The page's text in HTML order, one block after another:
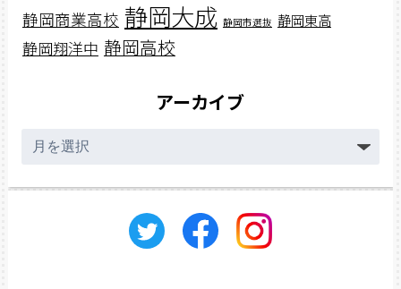
静岡商業高校 静岡大成 静岡市選抜 静岡東高
静岡翔洋中 静岡高校
アーカイブ
ー